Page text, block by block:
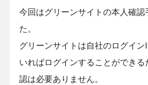
今回はグリーンサイトの本人確認
た。
グリーンサイトは自社のログイ
いればログインすることができ
認は必要ありません。